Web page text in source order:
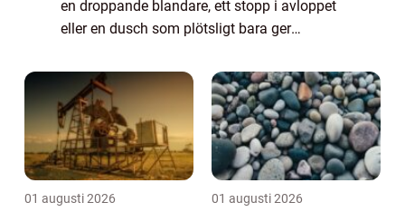
en droppande blandare, ett stopp i avloppet
eller en dusch som plötsligt bara ger
bostadsrättsförening söker rörmokare
Götebor...
01 augusti 2026 01 augusti 2026